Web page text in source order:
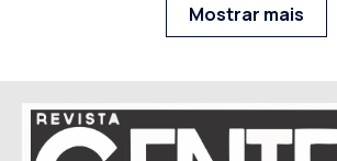
Mostrar mais